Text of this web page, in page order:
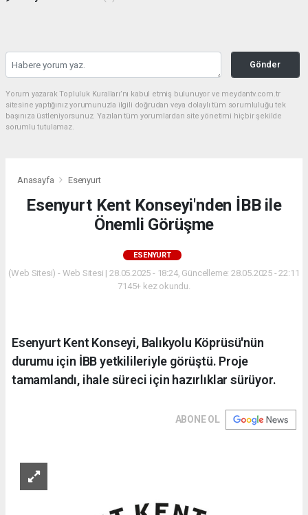
Gönder
Yorum yazarak Topluluk Kuralları’nı kabul etmiş bulunuyor ve meydantv.com.tr
sitesine yaptığınız yorumunuzla ilgili doğrudan veya dolaylı tüm sorumluluğu tek
başınıza üstleniyorsunuz. Yazılan tüm yorumlardan site yönetimi hiçbir şekilde
sorumlu tutulamaz.
Anasayfa Esenyurt
Esenyurt Kent Konseyi'nden İBB ile
Önemli Görüşme
ESENYURT
(Web Sitesi) - Web Sitesi | 28.05.2025 - 18:24, Güncelleme: 28.05.2025 - 22:11
7145+ kez okundu.
Esenyurt Kent Konseyi, Balıkyolu Köprüsü'nün
durumu için İBB yetkilileriyle görüştü. Proje
tamamlandı, ihale süreci için hazırlıklar sürüyor.
ABONE OL